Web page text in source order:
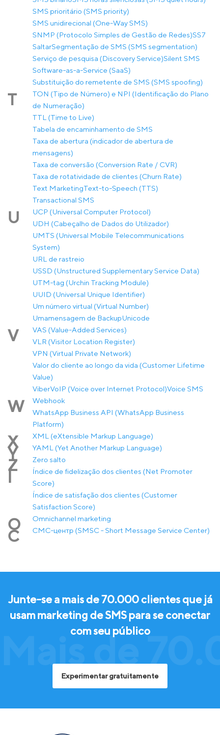
SMS prioritário (SMS priority)
SMS unidirecional (One-Way SMS)
SNMP (Protocolo Simples de Gestão de Redes)SS7
SaltarSegmentação de SMS (SMS segmentation)
Serviço de pesquisa (Discovery Service)Silent SMS
Software-as-a-Service (SaaS)
Substituição do remetente de SMS (SMS spoofing)
T
TON (Tipo de Número) e NPI (Identificação do Plano
de Numeração)
TTL (Time to Live)
Tabela de encaminhamento de SMS
Taxa de abertura (indicador de abertura de
mensagens)
Taxa de conversão (Conversion Rate / CVR)
Taxa de rotatividade de clientes (Churn Rate)
Text MarketingText-to-Speech (TTS)
Transactional SMS
U
UCP (Universal Computer Protocol)
UDH (Cabeçalho de Dados do Utilizador)
UMTS (Universal Mobile Telecommunications
System)
URL de rastreio
USSD (Unstructured Supplementary Service Data)
UTM-tag (Urchin Tracking Module)
UUID (Universal Unique Identifier)
Um número virtual (Virtual Number)
Umamensagem de BackupUnicode
V
VAS (Value-Added Services)
VLR (Visitor Location Register)
VPN (Virtual Private Network)
Valor do cliente ao longo da vida (Customer Lifetime
Value)
ViberVoIP (Voice over Internet Protocol)Voice SMS
W
Webhook
WhatsApp Business API (WhatsApp Business
Platform)
X XML (eXtensible Markup Language)
Y YAML (Yet Another Markup Language)
Z Zero salto
Í
Índice de fidelização dos clientes (Net Promoter
Score)
Índice de satisfação dos clientes (Customer
Satisfaction Score)
О Оmnichannel marketing
С СМС-центр (SMSC - Short Message Service Center)
Mais de
Junte-se a mais de 70.000 clientes que já
usam marketing de SMS para se conectar
com seu público
Experimentar gratuitamente